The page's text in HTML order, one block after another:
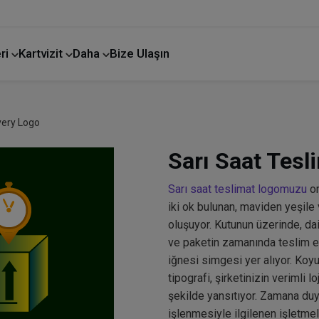
Kartvizit Daha Bize Ulaşın
Logo
Sarı Saat
Sarı saat teslimat logomuzu
iki ok bulunan, maviden
oluşuyor. Kutunun üzerinde,
ve paketin zamanında teslim
iğnesi simgesi yer alıyor.
tipografi, şirketinizin verimli
şekilde yansıtıyor. Zamana
işlenmesiyle ilgilenen